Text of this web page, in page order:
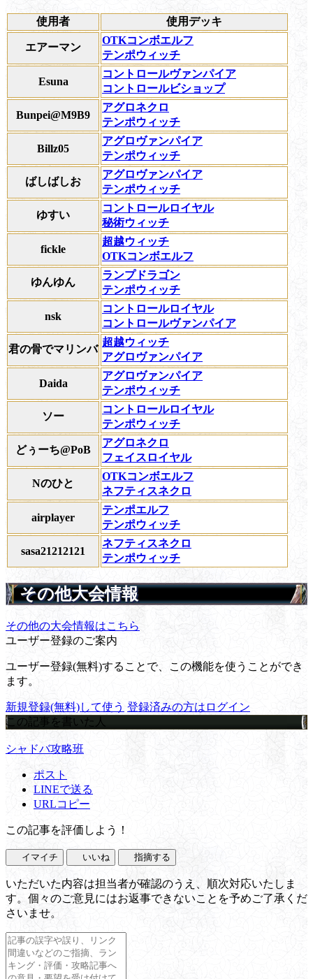
使用者 使用デッキ
エアーマン
OTKコンボエルフ
テンポウィッチ
Esuna
コントロールヴァンパイア
コントロールビショップ
Bunpei@M9B9
アグロネクロ
テンポウィッチ
Billz05
アグロヴァンパイア
テンポウィッチ
ばしばしお
アグロヴァンパイア
テンポウィッチ
ゆすい
コントロールロイヤル
秘術ウィッチ
fickle
超越ウィッチ
OTKコンボエルフ
ゆんゆん
ランプドラゴン
テンポウィッチ
nsk
コントロールロイヤル
コントロールヴァンパイア
君の骨でマリンバ
超越ウィッチ
アグロヴァンパイア
Daida
アグロヴァンパイア
テンポウィッチ
ソー
コントロールロイヤル
テンポウィッチ
どぅーち@PoB
アグロネクロ
フェイスロイヤル
Nのひと
OTKコンボエルフ
ネフティスネクロ
airplayer
テンポエルフ
テンポウィッチ
sasa21212121
ネフティスネクロ
テンポウィッチ
その他大会情報
その他の大会情報はこちら
ユーザー登録のご案内
ユーザー登録(無料)することで、この機能を使うことができ
ます。
新規登録(無料)して使う 登録済みの方はログイン
この記事を書いた人
シャドバ攻略班
ポスト
LINEで送る
URLコピー
この記事を評価しよう！
イマイチ いいね 指摘する
いただいた内容は担当者が確認のうえ、順次対応いたしま
す。個々のご意見にはお返事できないことを予めご了承くだ
さいませ。